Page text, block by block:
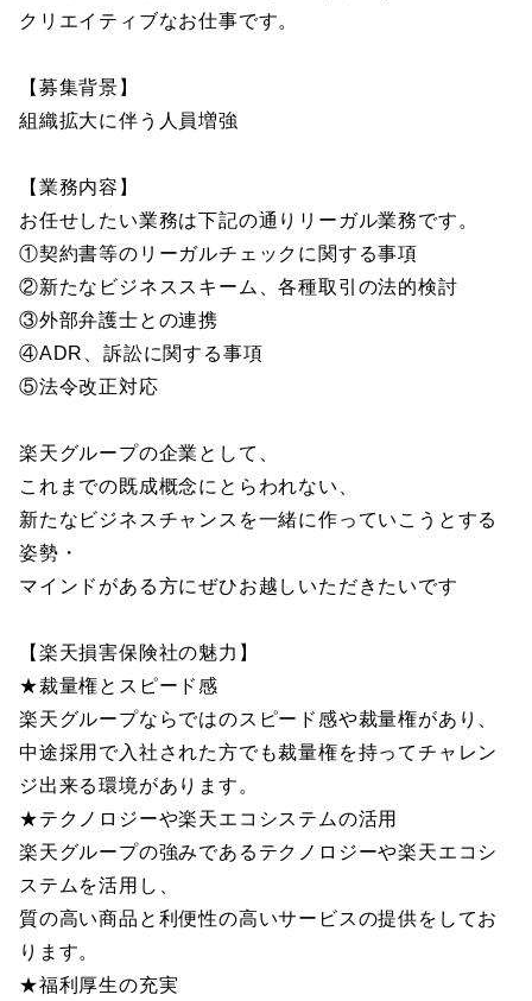
クリエイティブなお仕事です。
【募集背景】
組織拡大に伴う人員増強
【業務内容】
お任せしたい業務は下記の通りリーガル業務です。
①契約書等のリーガルチェックに関する事項
②新たなビジネススキーム、各種取引の法的検討
③外部弁護士との連携
④ADR、訴訟に関する事項
⑤法令改正対応
楽天グループの企業として、
これまでの既成概念にとらわれない、
新たなビジネスチャンスを一緒に作っていこうとする
姿勢・
マインドがある方にぜひお越しいただきたいです
【楽天損害保険社の魅力】
★裁量権とスピード感
楽天グループならではのスピード感や裁量権があり、
中途採用で入社された方でも裁量権を持ってチャレン
ジ出来る環境があります。
★テクノロジーや楽天エコシステムの活用
楽天グループの強みであるテクノロジーや楽天エコシ
ステムを活用し、
質の高い商品と利便性の高いサービスの提供をしてお
ります。
★福利厚生の充実